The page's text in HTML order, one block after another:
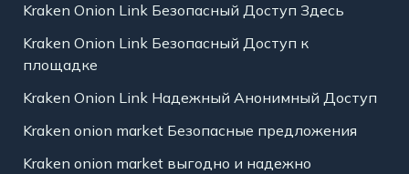
Kraken Onion Link Безопасный Доступ Здесь
Kraken Onion Link Безопасный Доступ к
площадке
Kraken Onion Link Надежный Анонимный Доступ
Kraken onion market Безопасные предложения
Kraken onion market выгодно и надежно